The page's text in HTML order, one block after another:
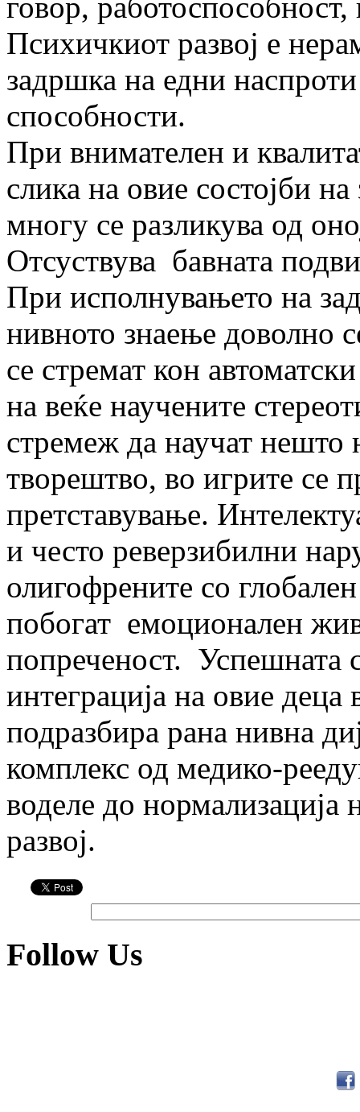
говор,
Психичкиот развој е
задршка на едни
способности.
При внимателен и
слика на овие состојби
многу се разликува од
Отсуствува бавната
При исполнувањето на
нивното знаење доволно
се стремат кон
на веќе научените
стремеж да научат нешто
творештво, во игрите се
претставување.
и често реверзибилни
олигофрените со
побогат емоционален
попреченост. Успешната
интеграција на овие
подразбира рана нивна
комплекс од медико-
воделе до нормализација
развој.
Follow Us